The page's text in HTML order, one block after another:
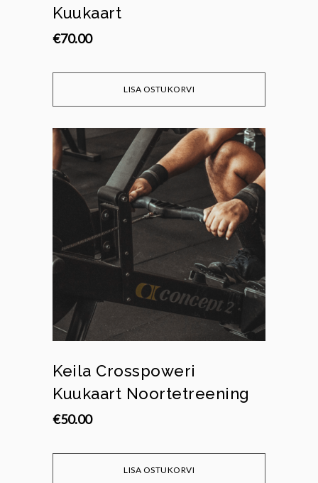
Kuukaart
€70.00
LISA OSTUKORVI
Keila Crosspoweri
Kuukaart Noortetreening
€50.00
LISA OSTUKORVI